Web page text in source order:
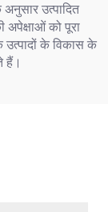
उत्पादित
अपेक्षाओं को पूरा
के विकास के
हैं।